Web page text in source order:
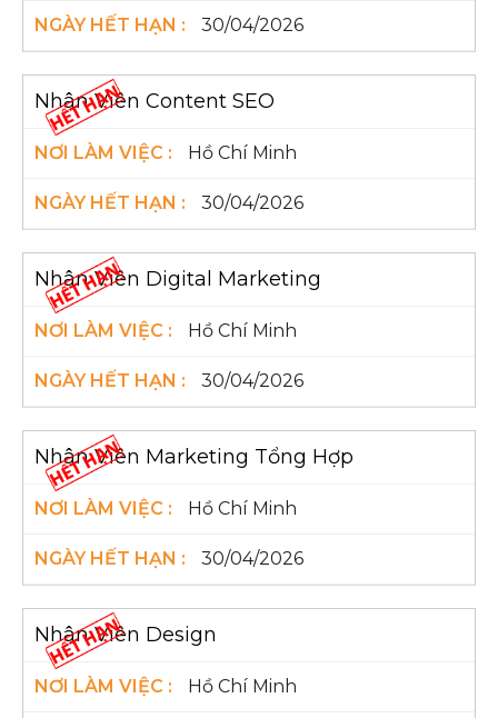
30/04/2026
Nhân Viên Content SEO
Hồ Chí Minh
30/04/2026
Nhân Viên Digital Marketing
Hồ Chí Minh
30/04/2026
Nhân Viên Marketing Tổng Hợp
Hồ Chí Minh
30/04/2026
Nhân Viên Design
Hồ Chí Minh